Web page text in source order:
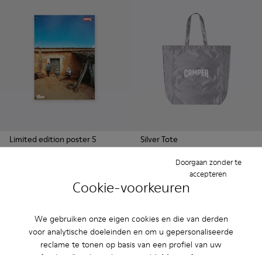
Cookie-voorkeuren
We gebruiken onze eigen cookies en die van derden
voor analytische doeleinden en om u gepersonaliseerde
reclame te tonen op basis van een profiel van uw
Doorgaan zonder te
accepteren
Limited edition poster 5
Silver Tote
Toevoegen